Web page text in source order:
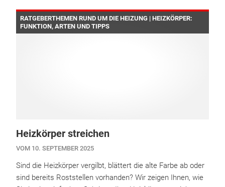
RATGEBERTHEMEN RUND UM DIE HEIZUNG | HEIZKÖRPER:
FUNKTION, ARTEN UND TIPPS
Heizkörper streichen
VOM 10. SEPTEMBER 2025
Sind die Heizkörper vergilbt, blättert die alte Farbe ab oder
sind bereits Roststellen vorhanden? Wir zeigen Ihnen, wie